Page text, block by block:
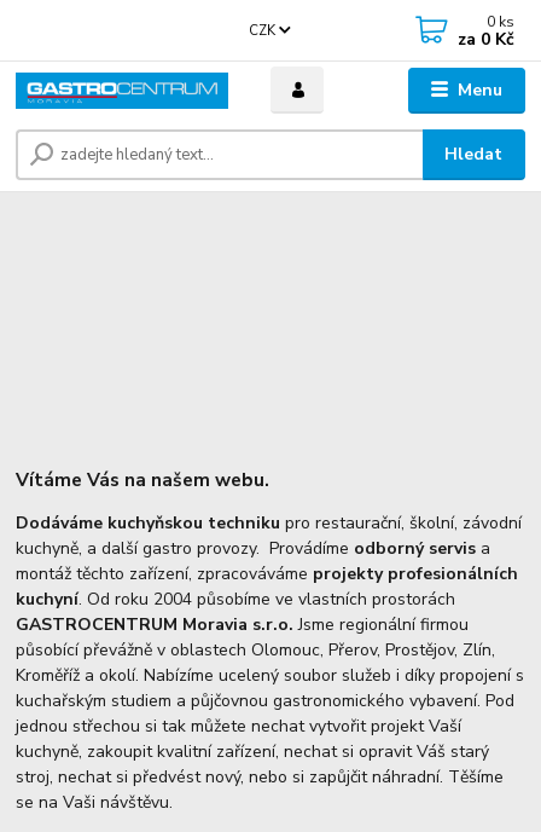
Menu
CZK
Hledat
0 ks
za 0 Kč
Vítáme Vás na našem webu.
Dodáváme kuchyňskou techniku pro restaurační, školní, závodní
kuchyně, a další gastro provozy. Provádíme odborný servis a
montáž těchto zařízení, zpracováváme projekty profesionálních
kuchyní. Od roku 2004 působíme ve vlastních prostorách
GASTROCENTRUM Moravia s.r.o. Jsme regionální firmou
působící převážně v oblastech Olomouc, Přerov, Prostějov, Zlín,
Kroměříž a okolí. Nabízíme ucelený soubor služeb i díky propojení s
kuchařským studiem a půjčovnou gastronomického vybavení. Pod
jednou střechou si tak můžete nechat vytvořit projekt Vaší
kuchyně, zakoupit kvalitní zařízení, nechat si opravit Váš starý
stroj, nechat si předvést nový, nebo si zapůjčit náhradní. Těšíme
se na Vaši návštěvu.